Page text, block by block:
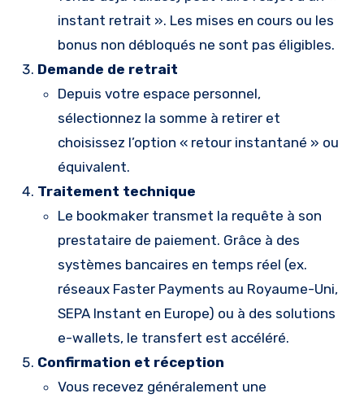
instant retrait ». Les mises en cours ou les
bonus non débloqués ne sont pas éligibles.
Demande de retrait
Depuis votre espace personnel,
sélectionnez la somme à retirer et
choisissez l’option « retour instantané » ou
équivalent.
Traitement technique
Le bookmaker transmet la requête à son
prestataire de paiement. Grâce à des
systèmes bancaires en temps réel (ex.
réseaux Faster Payments au Royaume-Uni,
SEPA Instant en Europe) ou à des solutions
e-wallets, le transfert est accéléré.
Confirmation et réception
Vous recevez généralement une